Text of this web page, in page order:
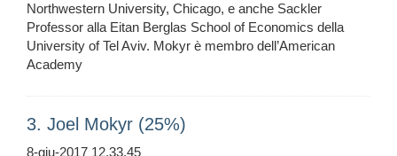
Northwestern University, Chicago, e anche Sackler
Professor alla Eitan Berglas School of Economics della
University of Tel Aviv. Mokyr è membro dell’American
Academy
3. Joel Mokyr (25%)
8-giu-2017 12.33.45